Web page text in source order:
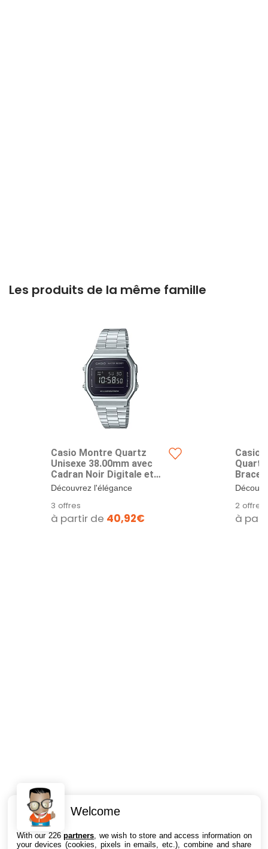
Les produits de la même famille
Casio Montre Quartz
Unisexe 38.00mm avec
Cadran Noir Digitale et
Bracelet en Bracelet en
Acier Argent A168WEM-
1EF
Découvrez l'élégance
moderne...
3 offres
à partir de 40,92€
Casio
2 offres
à
Intéressant ? Partagez !
Welcome
With our 226partners , we wish to store and access information on
your devices (cookies, pixels in emails, etc.), combine and share